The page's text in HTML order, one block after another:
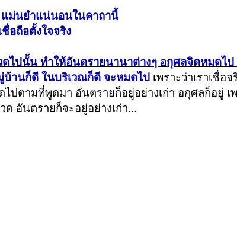
แม่นยำแน่นอนในคาถานี้
ชื่อถือตั้งใจจริง
ไปนั้น ทำให้อันตรายนานาต่างๆ อกุศลจิตหมดไป
านก็ดี ในบริเวณก็ดี จะหมดไป เพราะว่าเราเชื่อจ
ไปตามที่พูดมา อันตรายก็อยู่อย่างเก่า อกุศลก็อยู่ เ
อันตรายก็จะอยู่อย่างเก่า...